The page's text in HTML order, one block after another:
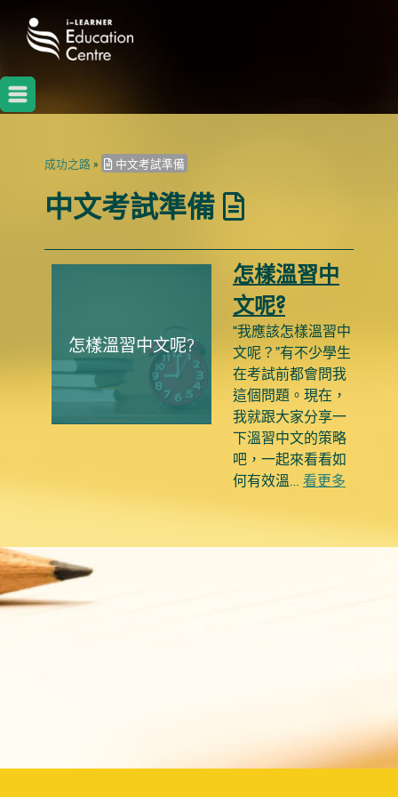
成功之路» 中文考試準備
中文考試準備
怎樣溫習中文呢?
怎樣溫習中
文呢?
“我應該怎樣溫習中
文呢？”有不少學生
在考試前都會問我
這個問題。現在，
我就跟大家分享一
下溫習中文的策略
吧，一起來看看如
何有效溫… 看更多